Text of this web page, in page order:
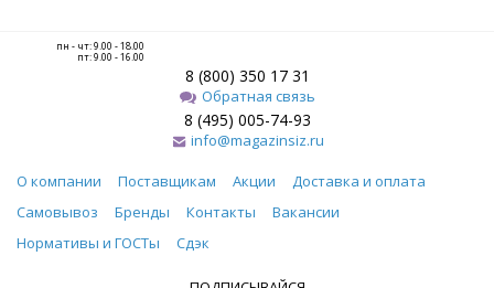
пн - чт: 9.00 - 18.00
пт: 9.00 - 16.00
8 (800) 350 17 31
Обратная связь
8 (495) 005-74-93
info@magazinsiz.ru
О компании Поставщикам Акции
Доставка и оплата
Самовывоз
Бренды Контакты
Вакансии
Нормативы и ГОСТы
Сдэк